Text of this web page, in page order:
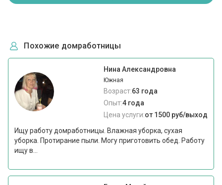
Похожие домработницы
Нина Александровна
Южная
Возраст:63 года
Опыт:4 года
Цена услуги:от 1500 руб/выход
Ищу работу домработницы. Влажная уборка, сухая
уборка. Протирание пыли. Могу приготовить обед. Работу
ищу в...